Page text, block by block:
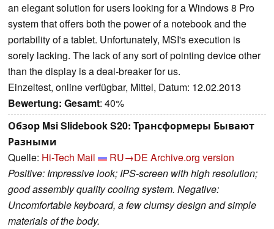
an elegant solution for users looking for a Windows 8 Pro
system that offers both the power of a notebook and the
portability of a tablet. Unfortunately, MSI's execution is
sorely lacking. The lack of any sort of pointing device other
than the display is a deal-breaker for us.
Einzeltest, online verfügbar, Mittel, Datum: 12.02.2013
Bewertung: Gesamt: 40%
Обзор Msi Slidebook S20: Трансформеры Бывают
Разными
Quelle: Hi-Tech Mail RU→DE Archive.org version
Positive: Impressive look; IPS-screen with high resolution;
good assembly quality cooling system. Negative:
Uncomfortable keyboard, a few clumsy design and simple
materials of the body.